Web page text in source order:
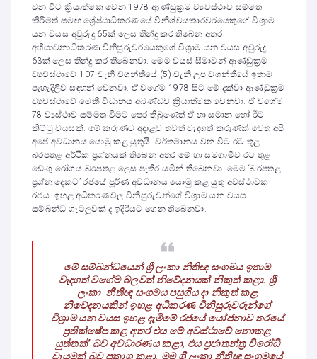
වන විට ක්‍රියාත්මක වෙන 1978 ආණ්ඩුක්‍රම ව්‍යවස්ථාව සම්මත
කිරීමත් සමඟ ශ්‍රේෂ්ඨාධිකරණයේ විනිශ්චයකාරවරයෙකුගේ විශ්‍රාම
යන වයස අවුරුදු 65ක් ලෙස තීන්දු කර තිබෙන අතර
අභියාචනාධිකරණ විනිසුරුවරයෙකුගේ විශ්‍රාම යන වයස අවුරුදු
63ක් ලෙස තීන්දු කර තිබෙනවා. මෙම වයස් සීමාවන් ආණ්ඩුක්‍රම
ව්‍යවස්ථාවේ 107 වැනි වගන්තියේ (5) වැනි උප වගන්තියේ ඉතාම
පැහැදිලිව සඳහන් වෙනවා. ඒ වගේම 1978 සිට මේ දක්වා ආණ්ඩුක්‍රම
ව්‍යවස්ථාවේ මෙකී විධානය අඛණ්ඩව ක්‍රියාත්මක වෙනවා. ඒ වගේම
78 ව්‍යස්ථාව සම්මත වීමට පෙර තිබුණෙත් ඒ හා සමාන හෝ ඊට
කිට්ටු වයසක්. මේ කරුණට අදාළව තවත් වැදගත් කරුණක් වෙත අපි
අපේ අවධානය යොමු කළ යුතුයි. වර්තමානය වන විට රට තුළ
බරපතළ අර්ථික ප්‍රශ්නයක් තිබෙන අතර මේ හා සමගාමීව රට තුළ
ඩෙංගු රෝගය බරපතළ ලෙස පැතිර යමින් තිබෙනවා. මෙම ‘බරපතළ
ප්‍රශ්න දෙකට’ රජයේ පූර්ණ අවධානය යොමු කළ යුතු අවස්ථාවක
රජය ඉහළ අධිකරණවල විනිසුරුවන්ගේ විශ්‍රාම යන වයස
සම්බන්ධ ගැටලුවක් ද ඉදිරියට ගෙන තිබෙනවා.
මේ සම්බන්ධයෙන් ශ්‍රී ලංකා නීතිඥ සංගමය ඉතාම
වැදගත් වගේම බලවත් නිවේදනයක් නිකුත් කළා. ශ්‍රී
ලංකා නීතිඥ සංගමය පසුගිය දා නිකුත් කළ
නිවේදනයකින් ඉහළ අධිකරණ විනිසුරුවරුන්ගේ
විශ්‍රාම යන වයස ඉහළ දැමීමේ රජයේ යෝජනාව තරයේ
ප්‍රතික්ෂේප කළ අතර එය මේ අවස්ථාවේ නොකළ
යුත්තක්’ බව අවධාරණය කළා, එය ප්‍රජාතන්ත්‍ර විරෝධී
වෑයමක් බව ප්‍රකාශ කළා. මම ශ්‍රී ලංකා නීතිඥ සංගමයේ